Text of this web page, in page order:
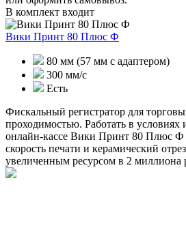
В комплект входит
Вики Принт 80 Плюс Ф
80 мм (57 мм с адаптером)
300 мм/с
Есть
Фискальный регистратор для
проходимостью. Работать в
онлайн-кассе Вики Принт 80 Плюс Ф
скорость печати и керамический
увеличенным ресурсом в 2 миллиона